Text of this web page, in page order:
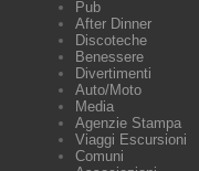
Pub
After Dinner
Discoteche
Benessere
Divertimenti
Auto/Moto
Media
Agenzie Stampa
Viaggi Escursioni
Comuni